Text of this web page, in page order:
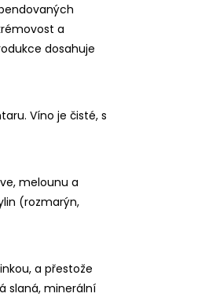
a
dosahuje
Víno je čisté, s
melounu a
(rozmarýn,
a přestože
slaná, minerální